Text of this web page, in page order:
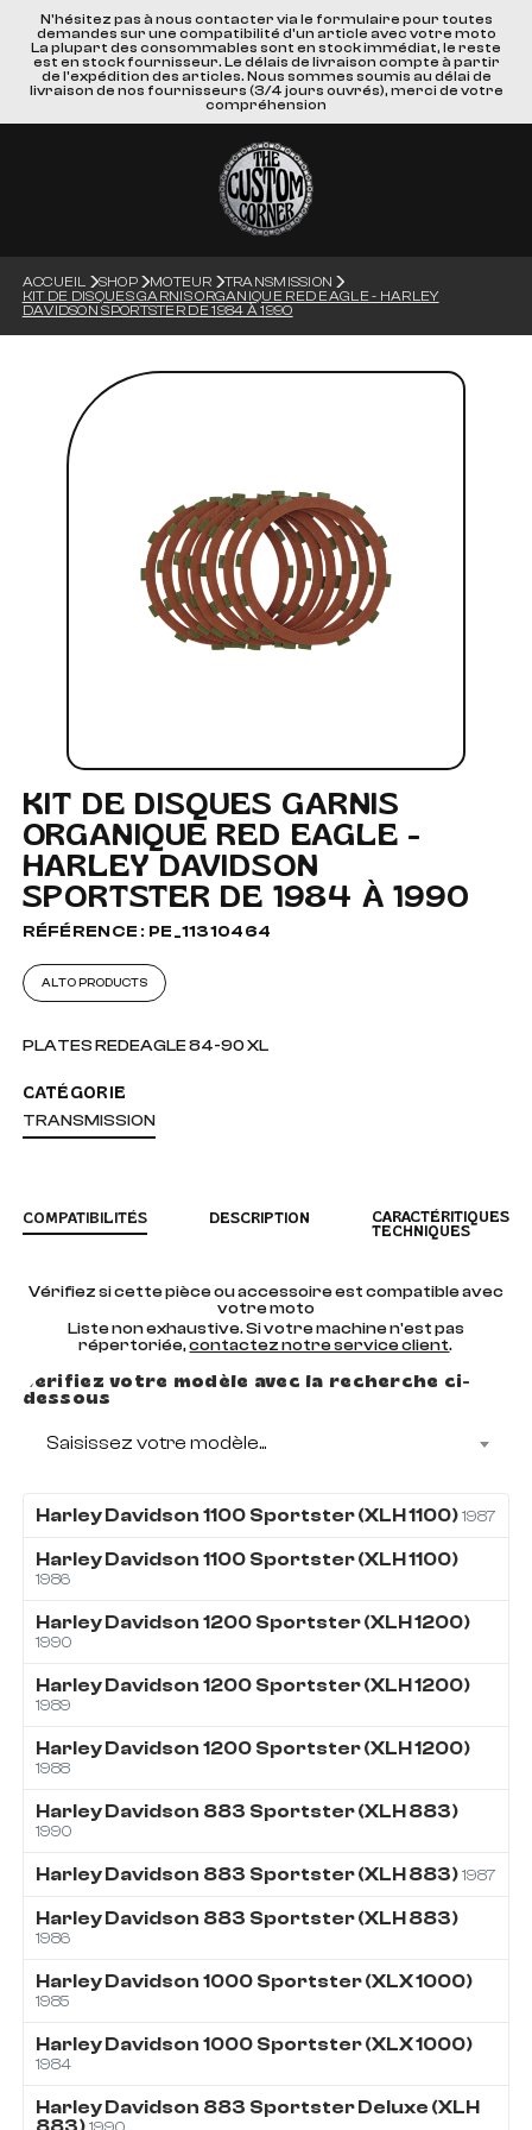
N'hésitez pas à nous contacter via le formulaire pour toutes
demandes sur une compatibilité d'un article avec votre moto
La plupart des consommables sont en stock immédiat, le reste
est en stock fournisseur. Le délais de livraison compte à partir
de l'expédition des articles. Nous sommes soumis au délai de
livraison de nos fournisseurs (3/4 jours ouvrés), merci de votre
compréhension
ACCUEIL SHOP MOTEUR
TRANSMISSION
KIT DE DISQUES GARNIS ORGANIQUE RED EAGLE - HARLEY
DAVIDSON SPORTSTER DE 1984 À 1990
KIT DE DISQUES GARNIS
ORGANIQUE RED EAGLE -
HARLEY DAVIDSON
SPORTSTER DE 1984 À 1990
RÉFÉRENCE : PE_11310464
ALTO PRODUCTS
PLATES REDEAGLE 84-90 XL
CATÉGORIE
TRANSMISSION
COMPATIBILITÉS DESCRIPTION
CARACTÉRITIQUES
TECHNIQUES
Vérifiez si cette pièce ou accessoire est compatible avec
votre moto
Liste non exhaustive. Si votre machine n'est pas
répertoriée,contactez notre service client.
Vérifiez votre modèle avec la recherche ci-
dessous
Saisissez votre modèle...
Harley Davidson 1100 Sportster (XLH 1100) 1987
Harley Davidson 1100 Sportster (XLH 1100)
1986
Harley Davidson 1200 Sportster (XLH 1200)
1990
Harley Davidson 1200 Sportster (XLH 1200)
1989
Harley Davidson 1200 Sportster (XLH 1200)
1988
Harley Davidson 883 Sportster (XLH 883)
1990
Harley Davidson 883 Sportster (XLH 883) 1987
Harley Davidson 883 Sportster (XLH 883)
1986
Harley Davidson 1000 Sportster (XLX 1000)
1985
Harley Davidson 1000 Sportster (XLX 1000)
1984
Harley Davidson 883 Sportster Deluxe (XLH
1990